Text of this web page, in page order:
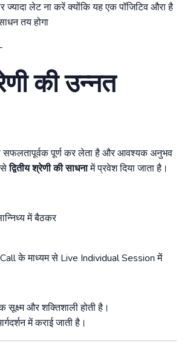
ज्यादा लेट ना करें क्योंकि यह एक पॉजिटिव औरा है
तय होगा
की उन्नत
सफलतापूर्वक पूर्ण कर लेता है और आवश्यक अनुभव
द्वितीय श्रेणी की साधनामें प्रवेश दिया जाता है।
में बैठकर
के माध्यम से Live Individual Session में
और शक्तिशाली होती है।
में कराई जाती है।